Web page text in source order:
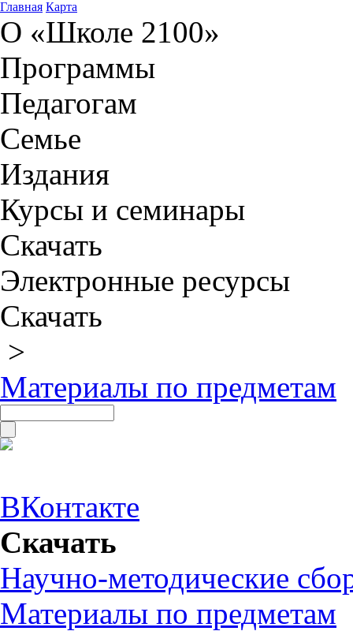
Главная Карта
О «Школе 2100»
Программы
Педагогам
Семье
Издания
Курсы и семинары
Скачать
Электронные ресурсы
Скачать
>
Материалы по предметам
ВКонтакте
Скачать
Научно-методические
Материалы по предметам